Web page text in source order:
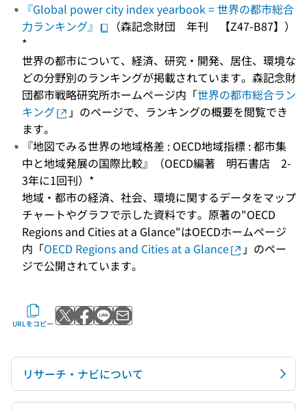
『Global power city index yearbook = 世界の都市総合
力ランキング』
（森記念財団 年刊 【Z47-B87】）
*
世界の都市について、経済、研究・開発、居住、環境な
どの分野別のランキングが掲載されています。森記念財
団都市戦略研究所ホームページ内「世界の都市総合ラン
キング
」のページで、ランキングの概要を閲覧でき
ます。
『地図でみる世界の地域格差 : OECD地域指標 : 都市集
中と地域発展の国際比較』（OECD編著 明石書店 2-
3年に1回刊）*
地域・都市の経済、社会、環境に関するデータをマップ
チャートやグラフで示した資料です。原著の"OECD
Regions and Cities at a Glance"はOECDホームページ
内「OECD Regions and Cities at a Glance
」のペー
ジで公開されています。
URLをコピー Xでポストする
Facebookでシェアする
LINEで送る
メールで送る
リサーチ・ナビについて